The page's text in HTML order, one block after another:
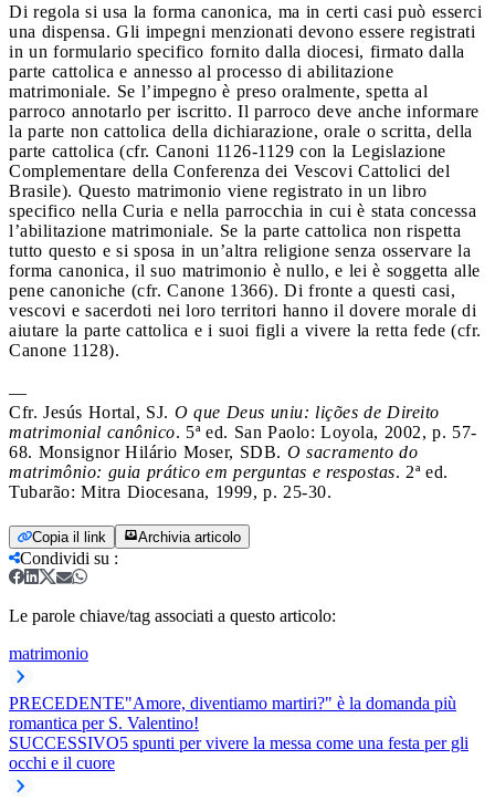
Di regola si usa la forma canonica, ma in certi casi può esserci
una dispensa. Gli impegni menzionati devono essere registrati
in un formulario specifico fornito dalla diocesi, firmato dalla
parte cattolica e annesso al processo di abilitazione
matrimoniale. Se l’impegno è preso oralmente, spetta al
parroco annotarlo per iscritto. Il parroco deve anche informare
la parte non cattolica della dichiarazione, orale o scritta, della
parte cattolica (cfr. Canoni 1126-1129 con la Legislazione
Complementare della Conferenza dei Vescovi Cattolici del
Brasile). Questo matrimonio viene registrato in un libro
specifico nella Curia e nella parrocchia in cui è stata concessa
l’abilitazione matrimoniale. Se la parte cattolica non rispetta
tutto questo e si sposa in un’altra religione senza osservare la
forma canonica, il suo matrimonio è nullo, e lei è soggetta alle
pene canoniche (cfr. Canone 1366). Di fronte a questi casi,
vescovi e sacerdoti nei loro territori hanno il dovere morale di
aiutare la parte cattolica e i suoi figli a vivere la retta fede (cfr.
Canone 1128).
—
Cfr. Jesús Hortal, SJ. O que Deus uniu: lições de Direito
matrimonial canônico. 5ª ed. San Paolo: Loyola, 2002, p. 57-
68. Monsignor Hilário Moser, SDB. O sacramento do
matrimônio: guia prático em perguntas e respostas. 2ª ed.
Tubarão: Mitra Diocesana, 1999, p. 25-30.
Copia il link Archivia articolo
Condividi su :
Le parole chiave/tag associati a questo articolo:
matrimonio
PRECEDENTE"Amore, diventiamo martiri?" è la domanda più
romantica per S. Valentino!
SUCCESSIVO5 spunti per vivere la messa come una festa per gli
occhi e il cuore